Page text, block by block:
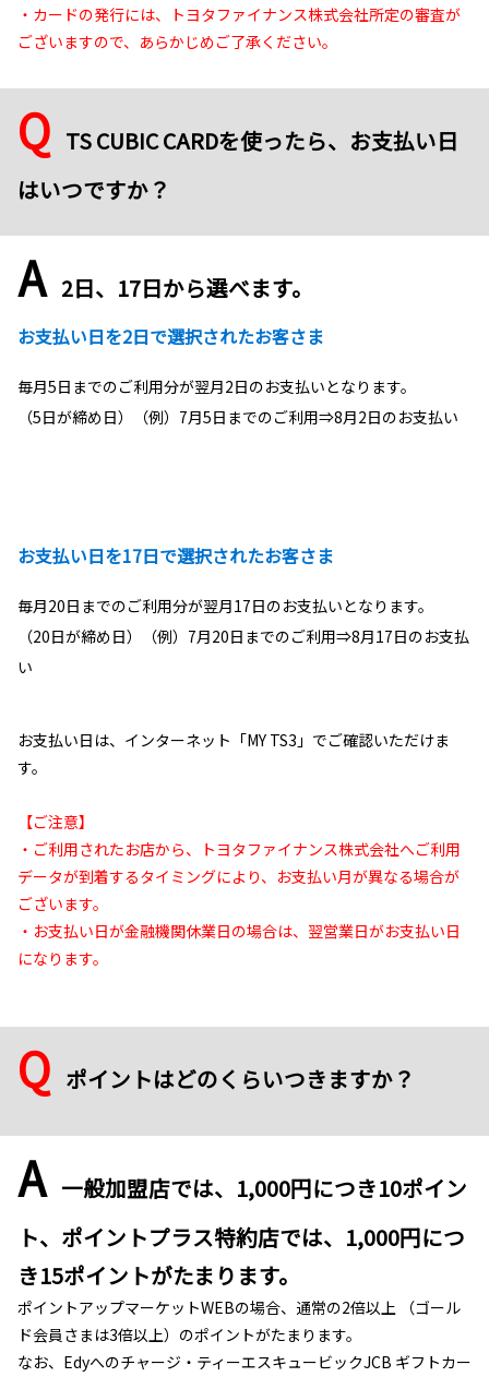
・カードの発行には、トヨタファイナンス株式会社所定の審査が
ございますので、あらかじめご了承ください。
Q TS CUBIC CARDを使ったら、お支払い日
はいつですか？
A 2日、17日から選べます。
お支払い日を2日で選択されたお客さま
毎月5日までのご利用分が翌月2日のお支払いとなります。
（5日が締め日）（例）7月5日までのご利用⇒8月2日のお支払い
お支払い日を17日で選択されたお客さま
毎月20日までのご利用分が翌月17日のお支払いとなります。
（20日が締め日）（例）7月20日までのご利用⇒8月17日のお支払
い
お支払い日は、インターネット「MY TS3 」でご確認いただけま
す。
【ご注意】
・ご利用されたお店から、トヨタファイナンス株式会社へご利用
データが到着するタイミングにより、お支払い月が異なる場合が
ございます。
・お支払い日が金融機関休業日の場合は、翌営業日がお支払い日
になります。
Q ポイントはどのくらいつきますか？
A 一般加盟店では、1,000円につき10ポイン
ト、ポイントプラス特約店では、1,000円につ
き15ポイントがたまります。
ポイントアップマーケットWEBの場合、通常の2倍以上 （ゴール
ド会員さまは3倍以上）のポイントがたまります。
なお、Edyへのチャージ・ティーエスキュービックJCB ギフトカー